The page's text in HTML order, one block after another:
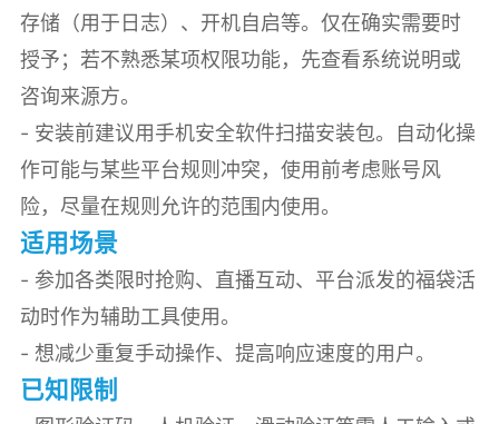
存储（用于日志）、开机自启等。仅在确实需要时
授予；若不熟悉某项权限功能，先查看系统说明或
咨询来源方。
- 安装前建议用手机安全软件扫描安装包。自动化操
作可能与某些平台规则冲突，使用前考虑账号风
险，尽量在规则允许的范围内使用。
适用场景
- 参加各类限时抢购、直播互动、平台派发的福袋活
动时作为辅助工具使用。
- 想减少重复手动操作、提高响应速度的用户。
已知限制